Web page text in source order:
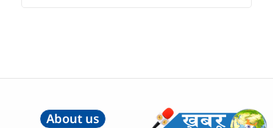
About us